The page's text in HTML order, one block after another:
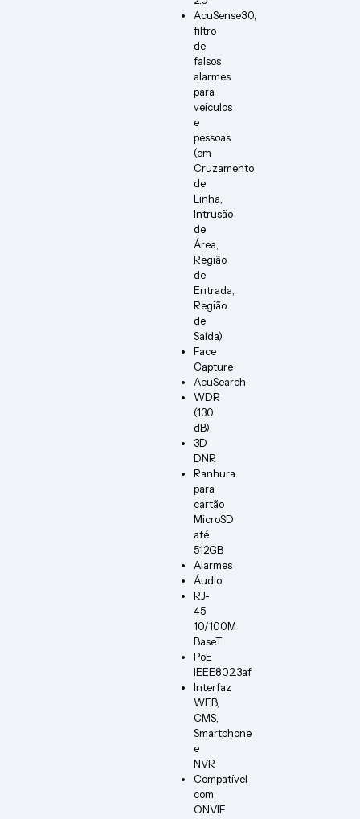
AcuSense3.0,
filtro
de
falsos
alarmes
para
veículos
e
pessoas
(em
Cruzamento
de
Linha,
Intrusão
de
Área,
Região
de
Entrada,
Região
de
Saída)
Face
Capture
AcuSearch
WDR
(130
dB)
3D
DNR
Ranhura
para
cartão
MicroSD
até
512GB
Alarmes
Áudio
RJ-
45
10/100M
BaseT
PoE
IEEE802.3af
Interfaz
WEB,
CMS,
Smartphone
e
NVR
Compatível
com
ONVIF